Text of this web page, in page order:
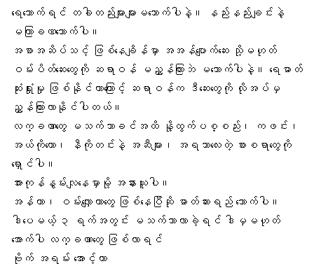
ရေသောက်ရင် တခါတည်းများများမသောက်ပါနဲ့။ နည်းနည်းချင်းနဲ့
မကြာခဏသောက်ပါ။
အစာအဆိပ်သင့် ဖြစ်နေချိန်မှာ အအန်ပျောက်ဆေး သို့မဟုတ်
ဝမ်းပိတ်ဆေးတွေကို ဆရာဝန် မညွှန်ကြားဘဲ မသောက်ပါနဲ့။ ရေဓာတ်
ဆုံးရှုံးမှု ဖြစ်နိုင်တာကြောင့် ဆရာဝန်က ဒီဆေးတွေကို လိုအပ်မှ
ညွှန်ကြားလာနိုင်ပါတယ်။
လက္ခဏာတွေ မသက်သာခင်အထိ နို့ထွက်ပစ္စည်း၊ ကဖင်း၊
အယ်ကိုဟော၊ နီကိုတင်းနဲ့ အဆီများ၊ အရသာလေးတဲ့ စားစရာတွေကို
ရှောင်ပါ။
အားကုန်နွမ်းလျနေမှာမို့ အနားယူပါ။
အန်တာ၊ ဝမ်းလျှောတာတွေ ဖြစ်နေပြီဆို ဓာတ်ဆားရည် သောက်ပါ။
ဒါပေမယ့် ၃ ရက်အတွင်း
မသက်သာလာခဲ့ရင် ဒါမှမဟုတ်
အောက်ပါ လက္ခဏာတွေ ဖြစ်လာရင်
ဗိုက် အရမ်း အောင့်တာ